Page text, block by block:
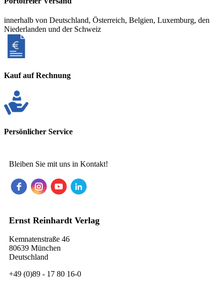
innerhalb von Deutschland, Österreich, Belgien, Luxemburg, den
Niederlanden und der Schweiz
Kauf auf Rechnung
Persönlicher Service
Bleiben Sie mit uns in Kontakt!
Ernst Reinhardt Verlag
Kemnatenstraße 46
80639 München
Deutschland
+49 (0)89 - 17 80 16-0